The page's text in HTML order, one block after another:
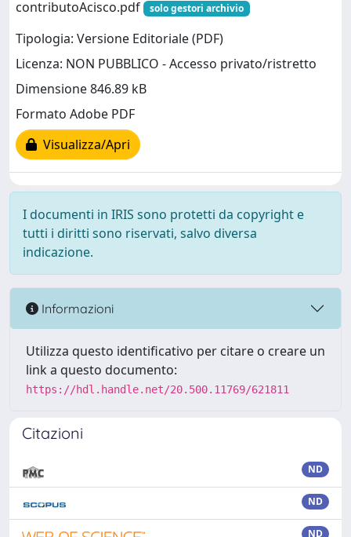
contributoAcisco.pdf
solo gestori archivio
Tipologia: Versione Editoriale (PDF)
Licenza: NON PUBBLICO - Accesso privato/ristretto
Dimensione 846.89 kB
Formato Adobe PDF
Visualizza/Apri
I documenti in IRIS sono protetti da copyright e
tutti i diritti sono riservati, salvo diversa
indicazione.
Informazioni
Utilizza questo identificativo per citare o creare un
link a questo documento:
https://hdl.handle.net/20.500.11769/621811
Citazioni
ND
ND
ND